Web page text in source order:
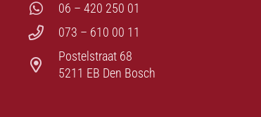
06 – 420 250 01
073 – 610 00 11
Postelstraat 68
5211 EB Den Bosch